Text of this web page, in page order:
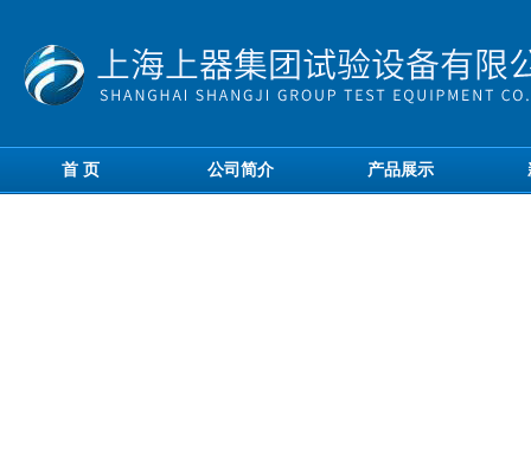
首 页 公司简介 产品展示